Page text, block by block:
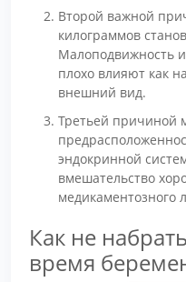
Второй важной
килограммов
Малоподвижность
плохо влияют как
внешний вид.
Третьей причиной
эндокринной
вмешательство
медикаментозного
Как не
время